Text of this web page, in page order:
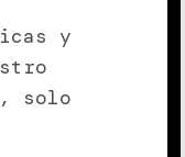
y
solo